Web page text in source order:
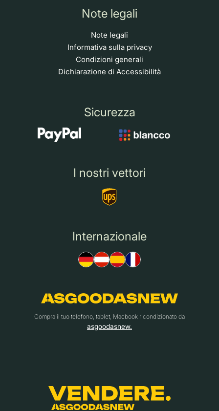
Note legali
Note legali
Informativa sulla privacy
Condizioni generali
Dichiarazione di Accessibilità
Sicurezza
I nostri vettori
Internazionale
Compra il tuo telefono, tablet, Macbook ricondizionato da
asgoodasnew.